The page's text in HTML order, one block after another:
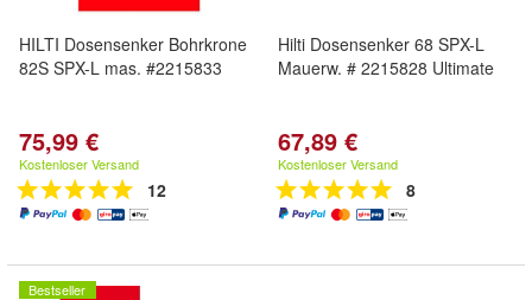
HILTI Dosensenker Bohrkrone
82S SPX-L mas. #2215833
75,99 €
Kostenloser Versand
12
Hilti Dosensenker 68 SPX-L
Mauerw. # 2215828 Ultimate
67,89 €
Kostenloser Versand
8
Bestseller